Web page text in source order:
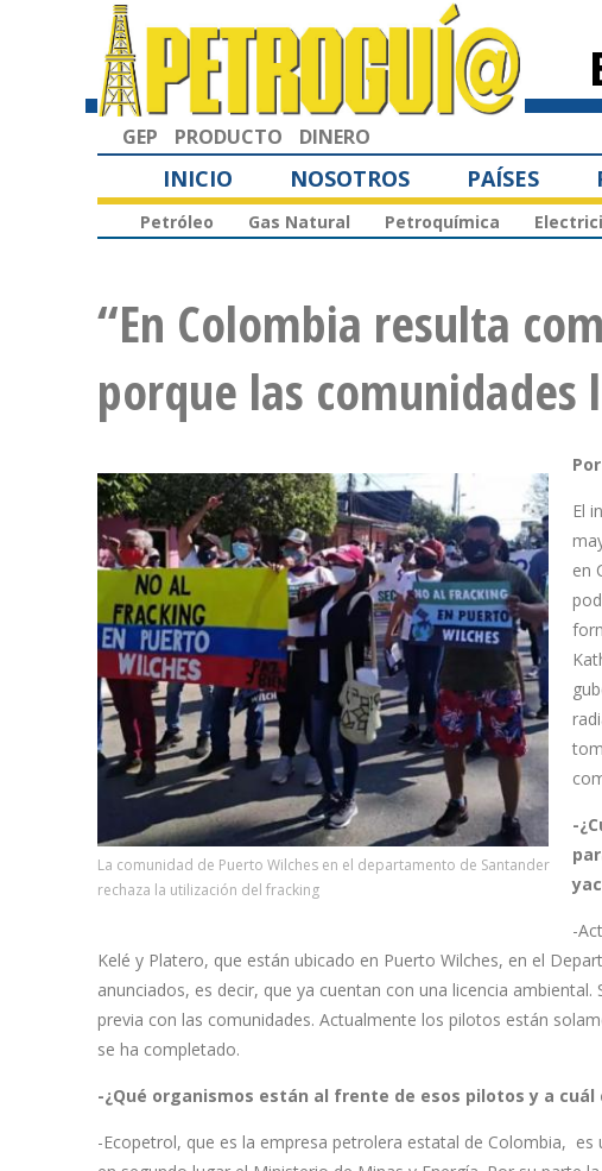
GEP PRODUCTO DINERO
INICIO NOSOTROS PAÍSES
Petróleo Gas Natural Petroquímica
“En Colombia resulta
porque las comunidades
La comunidad de Puerto Wilches en el departamento de Santander
rechaza la utilización del fracking
El
en
-
-
Kelé y Platero, que están ubicado en Puerto Wilches, en el
anunciados, es decir, que ya cuentan con una licencia
previa con las comunidades. Actualmente los pilotos están
se ha completado.
-¿Qué organismos están al frente de esos pilotos y a
-Ecopetrol, que es la empresa petrolera estatal de Colombia,